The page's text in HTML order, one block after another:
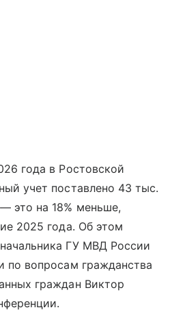
года в Ростовской
учет поставлено 43 тыс.
это на 18% меньше,
2025 года. Об этом
ГУ МВД России
по вопросам гражданства
граждан Виктор